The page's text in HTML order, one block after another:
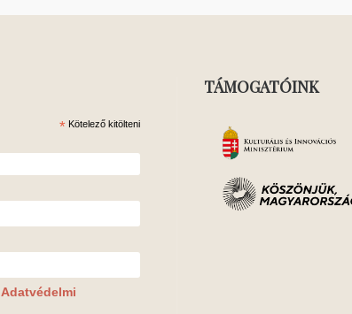
* Kötelező kitölteni
Adatvédelmi
TÁMOGATÓINK